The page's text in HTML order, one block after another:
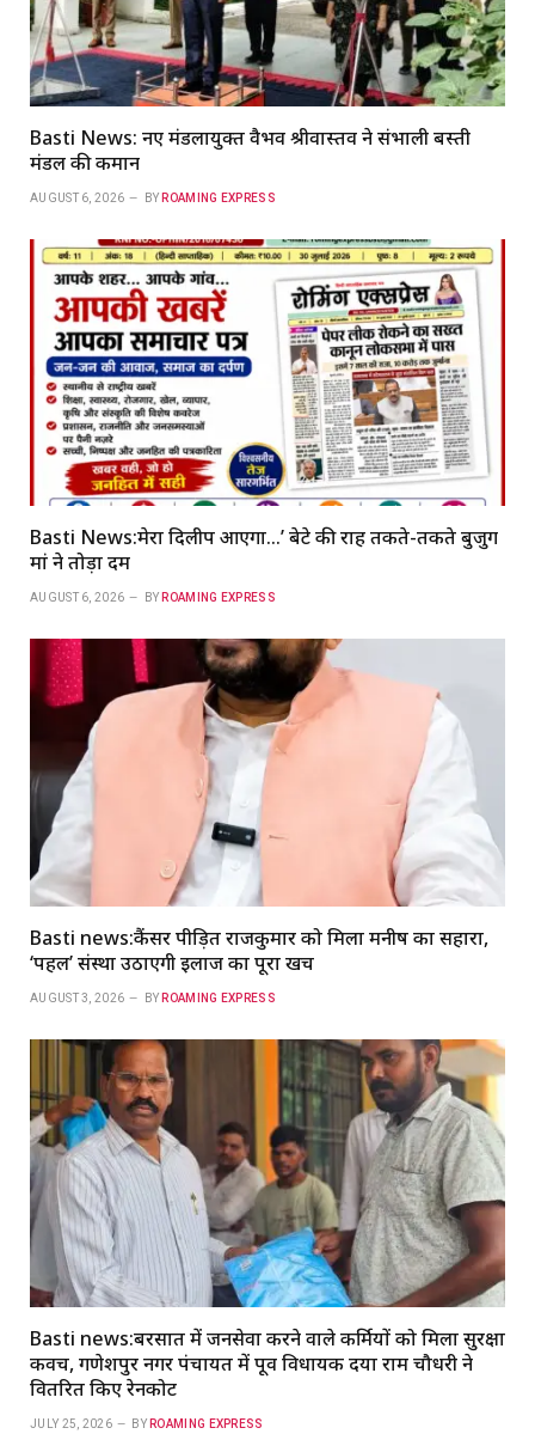
Basti News: नए मंडलायुक्त वैभव श्रीवास्तव ने संभाली बस्ती
मंडल की कमान
AUGUST 6, 2026 BY ROAMING EXPRESS
Basti News:मेरा दिलीप आएगा…’ बेटे की राह तकते-तकते बुजुर्ग
मां ने तोड़ा दम
AUGUST 6, 2026 BY ROAMING EXPRESS
Basti news:कैंसर पीड़ित राजकुमार को मिला मनीष का सहारा,
‘पहल’ संस्था उठाएगी इलाज का पूरा खर्च
AUGUST 3, 2026 BY ROAMING EXPRESS
Basti news:बरसात में जनसेवा करने वाले कर्मियों को मिला सुरक्षा
कवच, गणेशपुर नगर पंचायत में पूर्व विधायक दया राम चौधरी ने
वितरित किए रेनकोट
JULY 25, 2026 BY ROAMING EXPRESS